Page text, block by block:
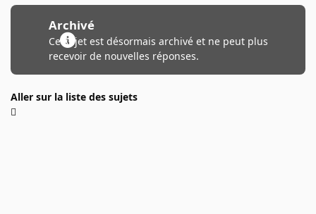
Archivé
Ce sujet est désormais archivé et ne peut plus
recevoir de nouvelles réponses.
Aller sur la liste des sujets